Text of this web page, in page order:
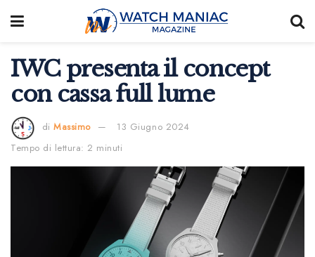
IWC presenta il concept
con cassa full lume
di Massimo
13 Giugno 2024
Tempo di lettura: 2 minuti